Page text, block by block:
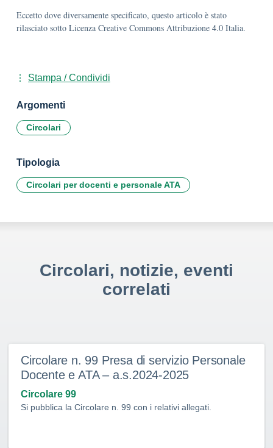
Eccetto dove diversamente specificato, questo articolo è stato
rilasciato sotto Licenza Creative Commons Attribuzione 4.0 Italia.
Stampa / Condividi
Argomenti
Circolari
Tipologia
Circolari per docenti e personale ATA
Circolari, notizie, eventi
correlati
Circolare n. 99 Presa di servizio Personale
Docente e ATA – a.s.2024-2025
Circolare 99
Si pubblica la Circolare n. 99 con i relativi allegati.